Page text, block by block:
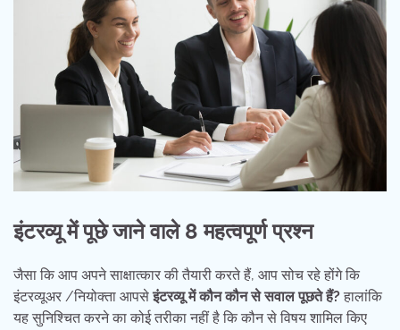
इंटरव्यू में पूछे जाने वाले 8 महत्वपूर्ण प्रश्न
जैसा कि आप अपने साक्षात्कार की तैयारी करते हैं, आप सोच रहे होंगे कि
इंटरव्यूअर /नियोक्ता आपसेइंटरव्यू में कौन कौन से सवाल पूछते हैं? हालांकि
यह सुनिश्चित करने का कोई तरीका नहीं है कि कौन से विषय शामिल किए